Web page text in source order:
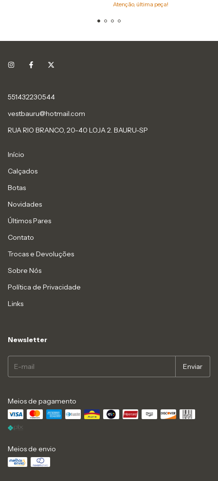
Atenção, última peça!
551432230544
vestbauru@hotmail.com
RUA RIO BRANCO, 20-40 LOJA 2. BAURU-SP
Início
Calçados
Botas
Novidades
Últimos Pares
Contato
Trocas e Devoluções
Sobre Nós
Política de Privacidade
Links
Newsletter
Meios de pagamento
Meios de envio